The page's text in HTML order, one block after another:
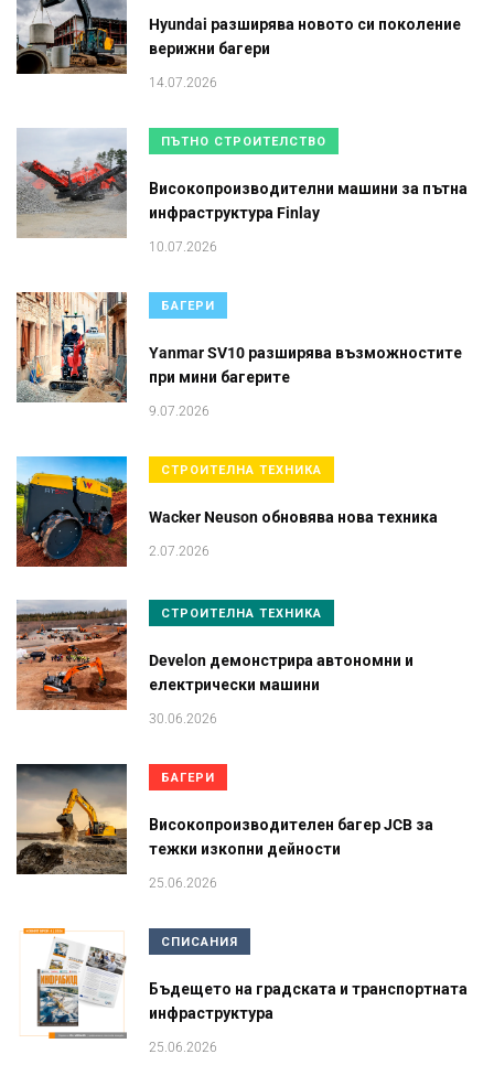
Hyundai разширява новото си поколение
верижни багери
14.07.2026
ПЪТНО СТРОИТЕЛСТВО
Високопроизводителни машини за пътна
инфраструктура Finlay
10.07.2026
БАГЕРИ
Yanmar SV10 разширява възможностите
при мини багерите
9.07.2026
СТРОИТЕЛНА ТЕХНИКА
Wacker Neuson обновява нова техника
2.07.2026
СТРОИТЕЛНА ТЕХНИКА
Develon демонстрира автономни и
електрически машини
30.06.2026
БАГЕРИ
Високопроизводителен багер JCB за
тежки изкопни дейности
25.06.2026
СПИСАНИЯ
Бъдещето на градската и транспортната
инфраструктура
25.06.2026